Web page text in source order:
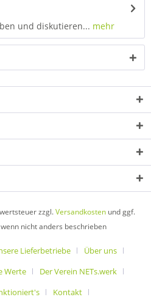
und diskutieren... mehr
zzgl.Versandkosten und ggf.
nicht anders beschrieben
Lieferbetriebe
Über uns
Werte
Der Verein NETs.werk
Kontakt